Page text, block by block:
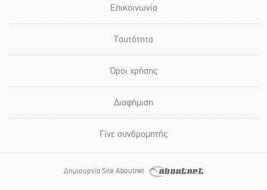
Επικοινωνία
Ταυτότητα
Όροι χρήσης
Διαφήμιση
Γίνε συνδρομητής
Δημιουργία Site Aboutnet